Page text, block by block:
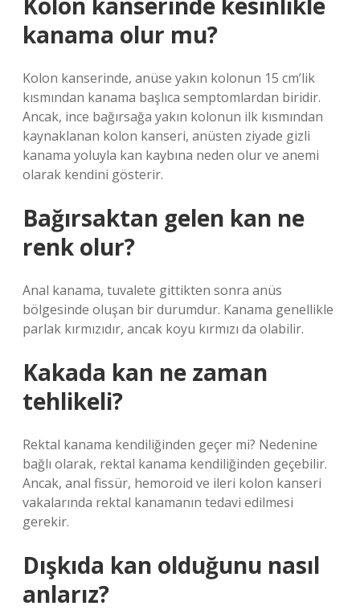
kanama olur mu?
Kolon kanserinde, anüse yakın kolonun 15 cm’lik
kısmından kanama başlıca semptomlardan biridir.
Ancak, ince bağırsağa yakın kolonun ilk kısmından
kaynaklanan kolon kanseri, anüsten ziyade gizli
kanama yoluyla kan kaybına neden olur ve anemi
olarak kendini gösterir.
Bağırsaktan gelen kan ne
renk olur?
Anal kanama, tuvalete gittikten sonra anüs
bölgesinde oluşan bir durumdur. Kanama genellikle
parlak kırmızıdır, ancak koyu kırmızı da olabilir.
Kakada kan ne zaman
tehlikeli?
Rektal kanama kendiliğinden geçer mi? Nedenine
bağlı olarak, rektal kanama kendiliğinden geçebilir.
Ancak, anal fissür, hemoroid ve ileri kolon kanseri
vakalarında rektal kanamanın tedavi edilmesi
gerekir.
Dışkıda kan olduğunu nasıl
anlarız?